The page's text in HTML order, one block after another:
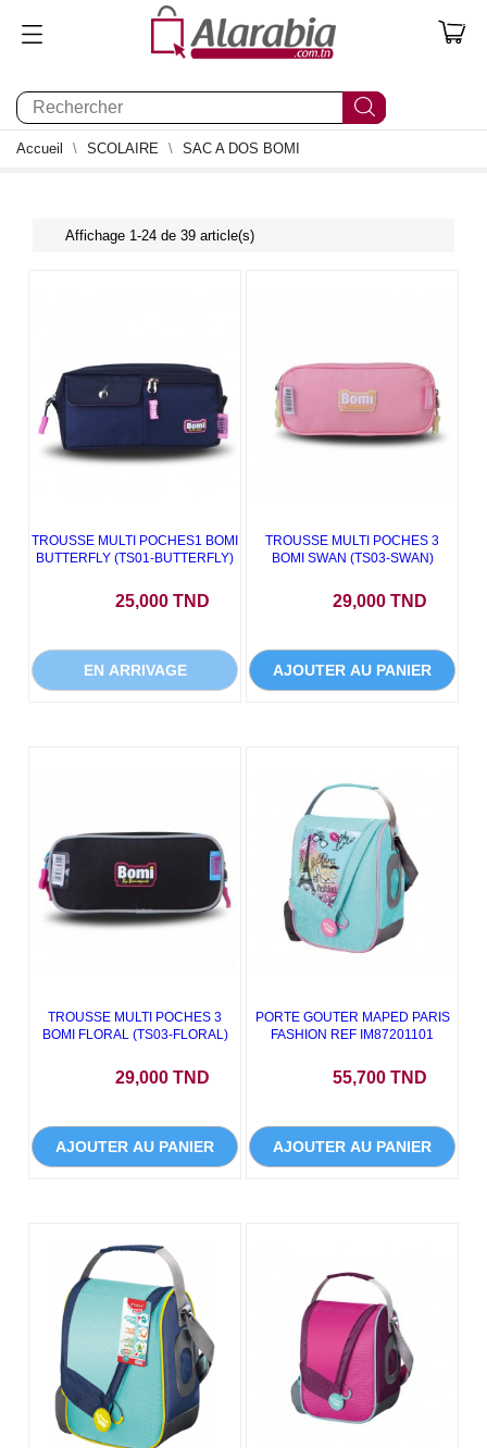
0
Accueil SCOLAIRE SAC A DOS BOMI
Affichage 1-24 de 39 article(s)
TROUSSE MULTI POCHES1 BOMI
BUTTERFLY (TS01-BUTTERFLY)
25,000 TND
EN ARRIVAGE
TROUSSE MULTI POCHES 3
BOMI SWAN (TS03-SWAN)
29,000 TND
AJOUTER AU PANIER
TROUSSE MULTI POCHES 3
BOMI FLORAL (TS03-FLORAL)
29,000 TND
AJOUTER AU PANIER
PORTE GOUTER MAPED PARIS
FASHION REF IM87201101
55,700 TND
AJOUTER AU PANIER